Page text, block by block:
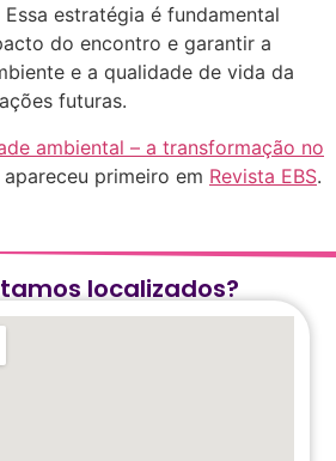
estratégia é fundamental
do encontro e garantir a
e a qualidade de vida da
futuras.
ambiental – a transformação no
apareceu primeiro em Revista EBS.
localizados?